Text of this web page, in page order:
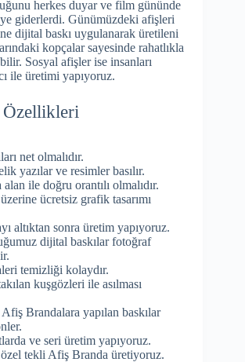
herkes duyar ve film gününde
giderlerdi. Günümüzdeki afişleri
dijital baskı uygulanarak üretileni
kopçalar sayesinde rahatlıkla
Sosyal afişler ise insanları
ile üretimi yapıyoruz.
net olmalıdır.
yazılar ve resimler basılır.
ile doğru orantılı olmalıdır.
ücretsiz grafik tasarımı
altıktan sonra üretim yapıyoruz.
dijital baskılar fotoğraf
temizliği kolaydır.
kuşgözleri ile asılması
Brandalara yapılan baskılar
ve seri üretim yapıyoruz.
özel tekli Afiş Branda üretiyoruz.